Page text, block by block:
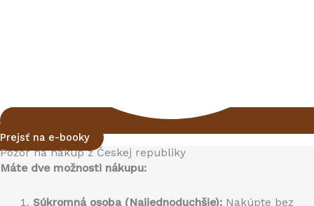
Prejsť na e-booky
Pozor na nákup z Českej republiky
Máte dve možnosti nákupu:
Súkromná osoba (Najjednoduchšie):Nakúpte bez